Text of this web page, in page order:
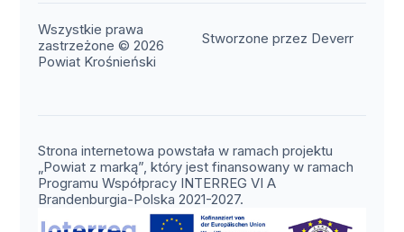
Wszystkie prawa
zastrzeżone © 2026
Powiat Krośnieński
Stworzone przez Deverr
Strona internetowa powstała w ramach projektu
„Powiat z marką”, który jest finansowany w ramach
Programu Współpracy INTERREG VI A
Brandenburgia-Polska 2021-2027.